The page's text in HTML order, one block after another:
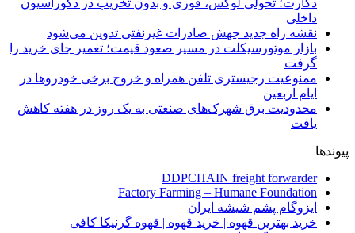
داخلی
نقشه راه جدید جهش صادرات غیرنفتی تدوین می‌شود
بازار موتورسیکلت در مسیر صعود قیمت؛ تعمیر جای خرید را
گرفت
ممنوعیت رجیستری تلفن همراه و خروج برخی خودروها در
ایام اربعین
محدودیت برق شهرک‌های صنعتی به یک روز در هفته کاهش
یافت
پیوندها
DDPCHAIN freight forwarder
Factory Farming – Humane Foundation
ایزوگام پشم شیشه ایران
خرید بهترین قهوه | خرید قهوه | قهوه گرنیکا کافی